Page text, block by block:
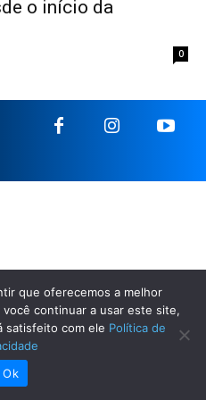
o início da
0
que oferecemos a melhor
continuar a usar este site,
satisfeito com ele Política de
Ok